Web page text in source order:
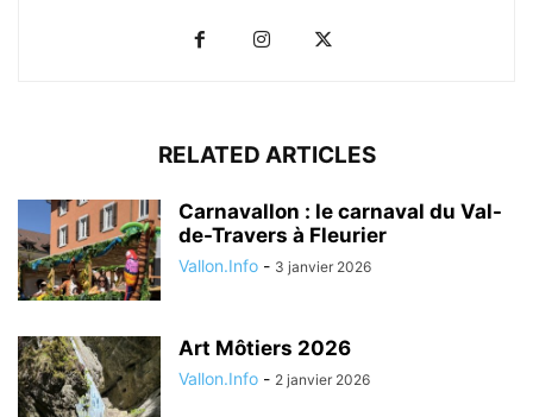
RELATED ARTICLES
Carnavallon : le carnaval du Val-
de-Travers à Fleurier
Vallon.Info - 3 janvier 2026
Art Môtiers 2026
Vallon.Info - 2 janvier 2026